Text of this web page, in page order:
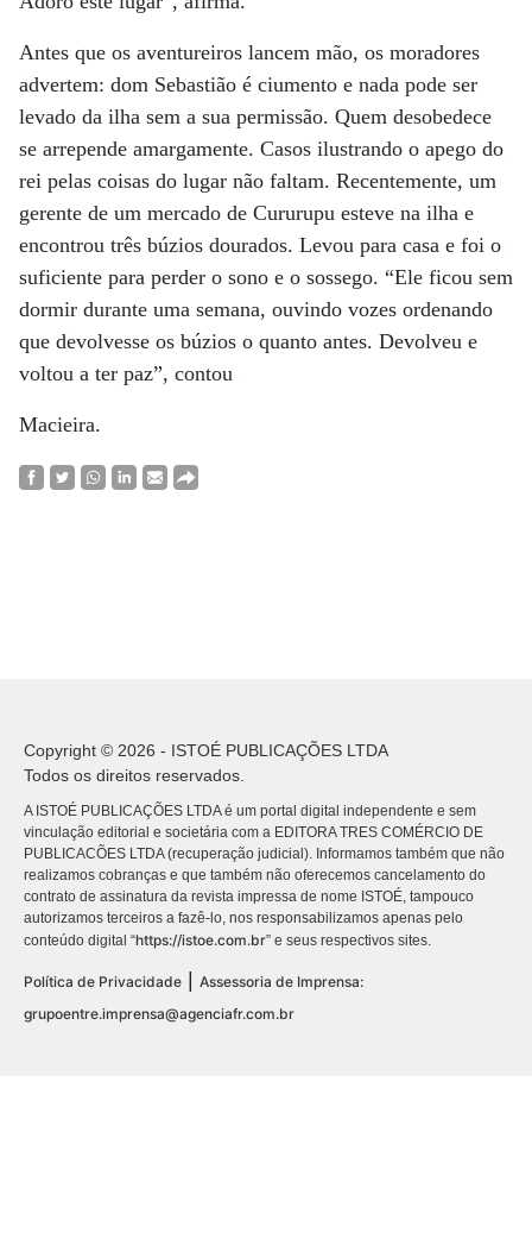
Antes que os aventureiros lancem mão, os moradores
advertem: dom Sebastião é ciumento e nada pode ser
levado da ilha sem a sua permissão. Quem desobedece
se arrepende amargamente. Casos ilustrando o apego do
rei pelas coisas do lugar não faltam. Recentemente, um
gerente de um mercado de Cururupu esteve na ilha e
encontrou três búzios dourados. Levou para casa e foi o
suficiente para perder o sono e o sossego. “Ele ficou sem
dormir durante uma semana, ouvindo vozes ordenando
que devolvesse os búzios o quanto antes. Devolveu e
voltou a ter paz”, contou
Macieira.
Copyright © 2026 - ISTOÉ PUBLICAÇÕES LTDA
Todos os direitos reservados.
A ISTOÉ PUBLICAÇÕES LTDA é um portal digital independente e sem
vinculação editorial e societária com a EDITORA TRES COMÉRCIO DE
PUBLICACÕES LTDA (recuperação judicial). Informamos também que não
realizamos cobranças e que também não oferecemos cancelamento do
contrato de assinatura da revista impressa de nome ISTOÉ, tampouco
autorizamos terceiros a fazê-lo, nos responsabilizamos apenas pelo
conteúdo digital “https://istoe.com.br” e seus respectivos sites.
Política de Privacidade
Assessoria de Imprensa:
grupoentre.imprensa@agenciafr.com.br